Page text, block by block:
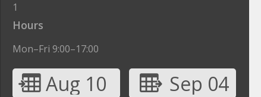
1
Hours
Mon–Fri 9:00–17:00
Aug 10
Sep 04